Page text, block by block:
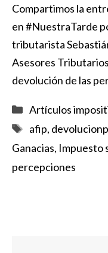
Compartimos la
en #NuestraTarde
tributarista
Asesores
devolución de las
Categorías
Artículos
Etiquetas
afip,
Ganacias, Impuesto
percepciones